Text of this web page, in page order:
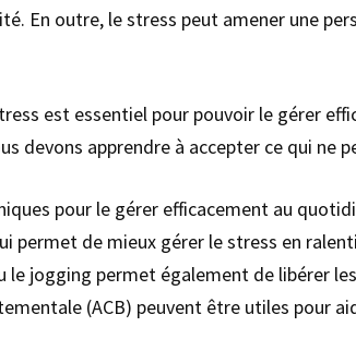
En outre, le stress peut amener une
est essentiel pour pouvoir le gérer
apprendre à accepter ce qui ne
pour le gérer efficacement au
de mieux gérer le stress en
jogging permet également de libérer
(ACB) peuvent être utiles pour